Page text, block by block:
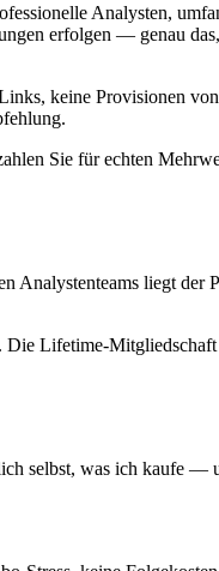
Analysten,
erfolgen — genau
keine Provisionen
Sie für echten
Analystenteams liegt der
Die Lifetime-
selbst, was ich kaufe —